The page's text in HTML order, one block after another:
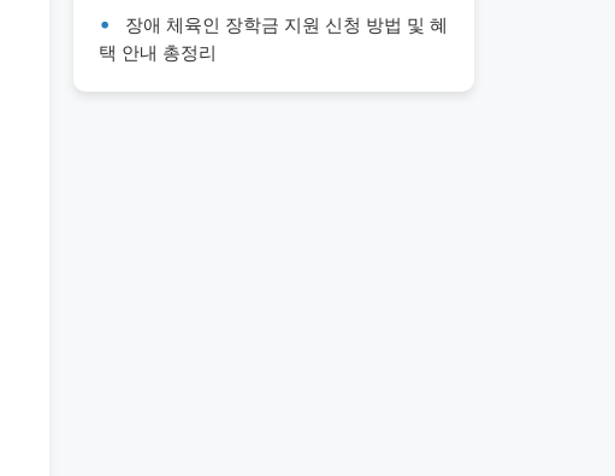
장애 체육인 장학금 지원 신청 방법 및 혜
택 안내 총정리